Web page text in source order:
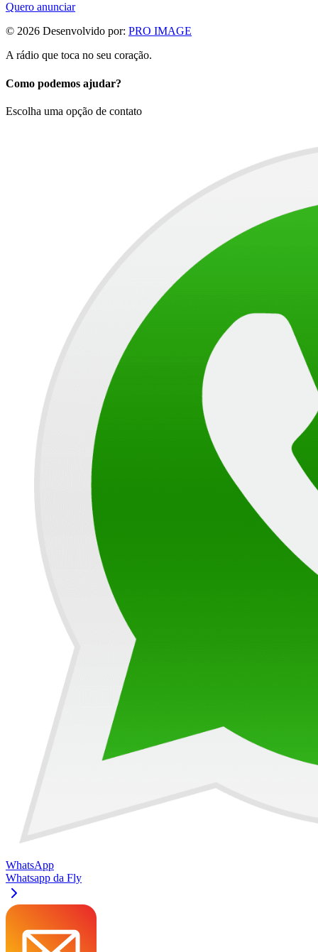
Quero anunciar
© 2026 Desenvolvido por: PRO IMAGE
A rádio que toca no seu coração.
Como podemos ajudar?
Escolha uma opção de contato
WhatsApp
Whatsapp da Fly